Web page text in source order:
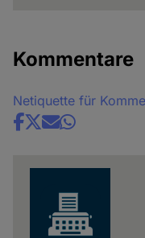
Kommentare
Netiquette für
Share